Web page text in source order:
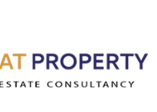
المحتوى